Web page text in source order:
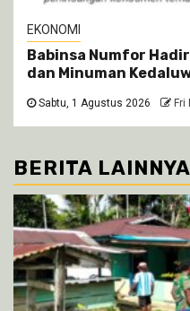
EKONOMI
Babinsa Numfor
dan Minuman
Sabtu, 1 Agustus 2026 Fri
BERITA LAINNYA